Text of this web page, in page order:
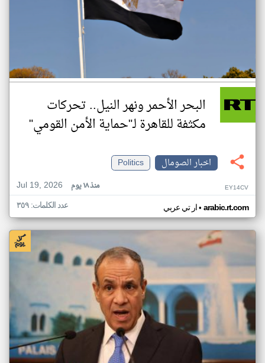
البحر الأحمر ونهر النيل.. تحركات
مكثفة للقاهرة لـ"حماية الأمن القومي"
اخبار الصومال
Politics
Jul 19, 2026
منذ ١٨ يوم EY14CV
ار تي عربي• arabic.rt.com عدد الكلمات: ٣٥٩